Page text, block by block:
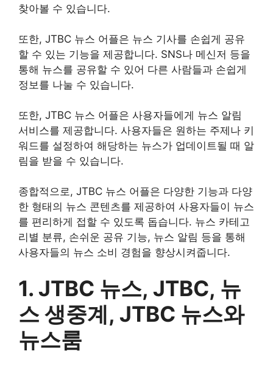
찾아볼 수 있습니다.
또한, JTBC 뉴스 어플은 뉴스 기사를 손쉽게 공유
할 수 있는 기능을 제공합니다. SNS나 메신저 등을
통해 뉴스를 공유할 수 있어 다른 사람들과 손쉽게
정보를 나눌 수 있습니다.
또한, JTBC 뉴스 어플은 사용자들에게 뉴스 알림
서비스를 제공합니다. 사용자들은 원하는 주제나 키
워드를 설정하여 해당하는 뉴스가 업데이트될 때 알
림을 받을 수 있습니다.
종합적으로, JTBC 뉴스 어플은 다양한 기능과 다양
한 형태의 뉴스 콘텐츠를 제공하여 사용자들이 뉴스
를 편리하게 접할 수 있도록 돕습니다. 뉴스 카테고
리별 분류, 손쉬운 공유 기능, 뉴스 알림 등을 통해
사용자들의 뉴스 소비 경험을 향상시켜줍니다.
1. JTBC 뉴스, JTBC, 뉴
스 생중계, JTBC 뉴스와
뉴스룸